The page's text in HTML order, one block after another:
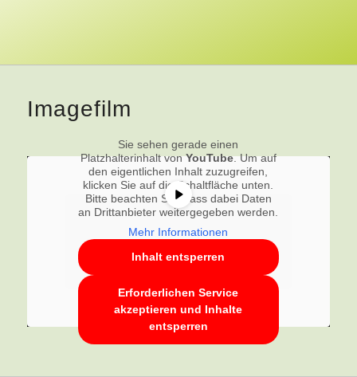
Imagefilm
Sie sehen gerade einen
Platzhalterinhalt vonYouTube. Um auf
den eigentlichen Inhalt zuzugreifen,
klicken Sie auf die Schaltfläche unten.
Bitte beachten Sie, dass dabei Daten
an Drittanbieter weitergegeben werden.
Mehr Informationen
Inhalt entsperren
Erforderlichen Service
akzeptieren und Inhalte
entsperren